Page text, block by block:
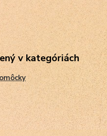
v kategóriách